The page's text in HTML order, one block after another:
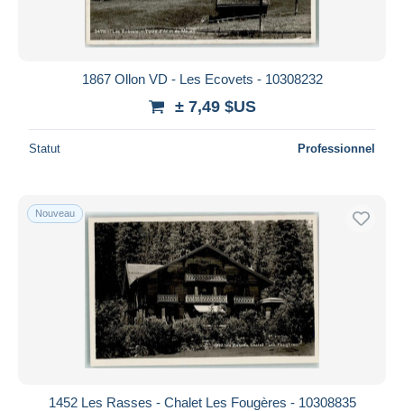
1867 Ollon VD - Les Ecovets - 10308232
± 7,49 $US
Statut Professionnel
Nouveau
1452 Les Rasses - Chalet Les Fougères - 10308835